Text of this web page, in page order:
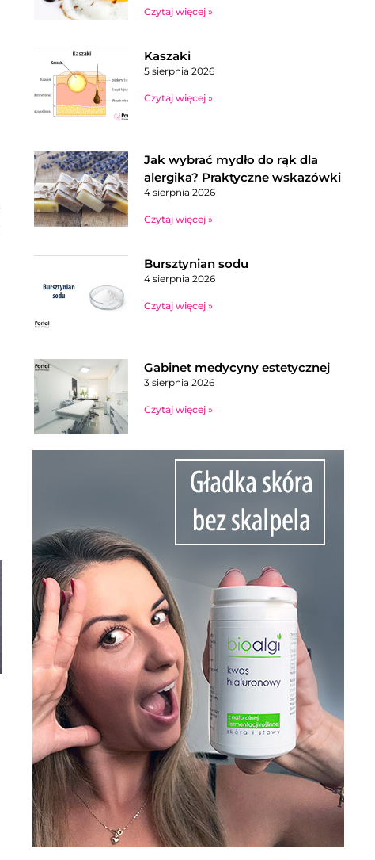
Czytaj więcej »
Kaszaki
5 sierpnia 2026
Czytaj więcej »
Jak wybrać mydło do rąk dla
alergika? Praktyczne wskazówki
4 sierpnia 2026
Czytaj więcej »
Bursztynian sodu
4 sierpnia 2026
Czytaj więcej »
Gabinet medycyny estetycznej
3 sierpnia 2026
Czytaj więcej »